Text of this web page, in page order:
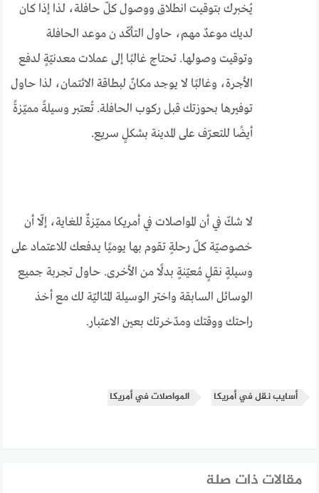
يُخبرك بتوقيت انطلاق ووصول كلّ حافلة، لذا إذا كان
لديك موعدٌ مهم، حاول التأكّد ن موعد الحافلة
وتوقيت وصولها. تحتاج غالبًا إلى عملات معدنيّةٍ لدفع
الأجرة، وغالبًا لا يوجد مكانٌ لبطاقة الائتمان، لذا حاول
توفيرها بحوزتك قبل ركوب الحافلة. تُعتبر وسيلةً مميّزةً
أيضًا للتعرّف على المدينة بشكلٍ سريع.
لا شكّ في أن المواصلات في أمريكا مميّزةٌ للغاية، إلّا أن
خصوصيّة كلّ رحلةٍ تقوم بها يوميًا يدفعك للاعتماد على
وسيلةٍ نقلٍ مُعيّنةٍ بدلًا من الأخرى. حاول تجربة جميع
الوسائل السابقة واختر الوسيلة المثاليّة لك مع أخذ
راحتك ووقتك ومدّخرتك بعين الاعتبار.
أسايب نقل في أمريكا المواصلات في أمريكا
مقالات ذات صلة